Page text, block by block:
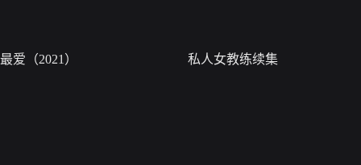
最爱（2021） 私人女教练续集